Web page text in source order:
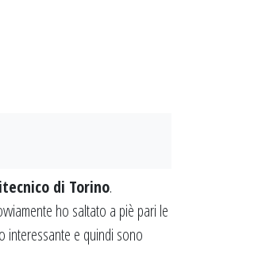
di Torino.
ho saltato a piè pari le
interessante e quindi sono